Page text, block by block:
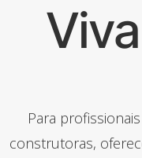
Para
construtoras,